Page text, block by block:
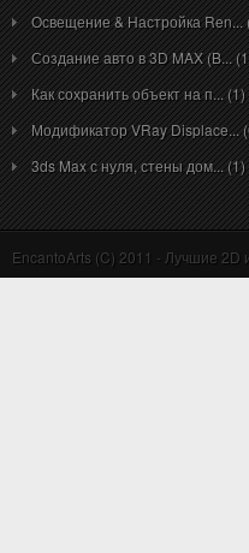
Освещение & Настройка Ren...
Создание авто в 3D MAX (B...
Как сохранить объект на п... (1)
Модификатор VRay Displace...
3ds Max с нуля, стены дом... (1)
EncantoArts (C) 2011 - Лучшие 2D